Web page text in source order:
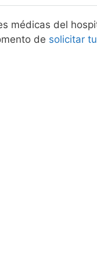
médicas del
de solicitar